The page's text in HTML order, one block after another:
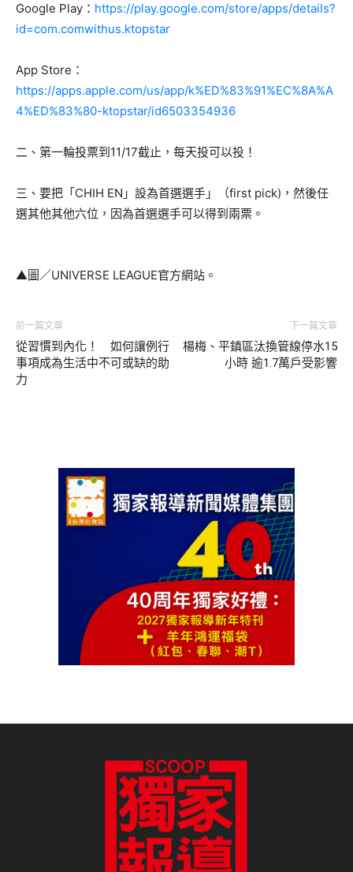
Google Play： https://play.google.com/store/apps/details?
id=com.comwithus.ktopstar
App Store：
https://apps.apple.com/us/app/k%ED%83%91%EC%8A%A
4%ED%83%80-ktopstar/id6503354936
二、第一輪投票到11/17截止，每天投可以投！
三、要把「CHIH EN」設為首選選手」（first pick)，然後任
選其他其他六位，因為首選選手可以得到兩票。
▲圖／UNIVERSE LEAGUE官方網站。
前一篇文章
從習慣到內化！ 如何讓例行
事項成為生活中不可或缺的助
力
下一篇文章
楊梅、平鎮區汰換管線停水15
小時 逾1.7萬戶受影響